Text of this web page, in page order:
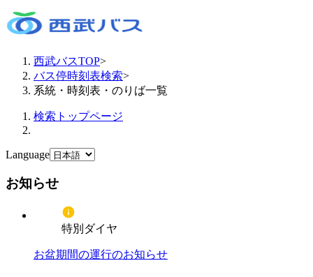
西武バスTOP>
バス停時刻表検索>
系統・時刻表・のりば一覧
検索トップページ
Language
お知らせ
特別ダイヤ
お盆期間の運行のお知らせ